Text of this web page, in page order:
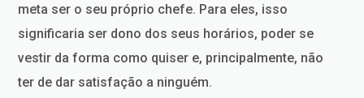
meta ser o seu próprio chefe. Para eles, isso
significaria ser dono dos seus horários, poder se
vestir da forma como quiser e, principalmente, não
ter de dar satisfação a ninguém.